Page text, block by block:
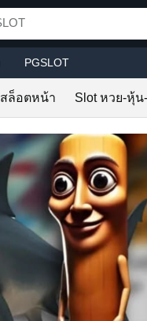
PGSLOT
สล็อตหน้า Slot หวย-หุ้น